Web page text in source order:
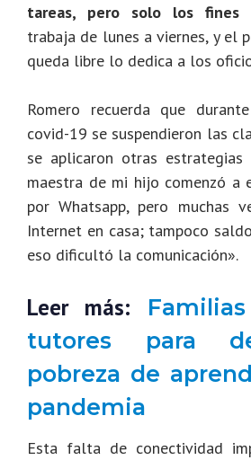
tareas, pero solo los fines
trabaja de lunes a viernes, y el
queda libre lo dedica a los
Romero recuerda que
covid-19 se suspendieron las
se aplicaron otras estrategias
maestra de mi hijo comenzó a
por Whatsapp, pero muchas
Internet en casa; tampoco
eso dificultó la comunicación».
Leer más:
tutores para
pobreza de
pandemia
Esta falta de conectividad